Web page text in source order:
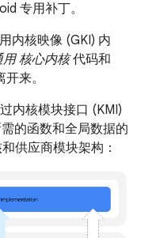
专用补丁。
内核映像 (GKI) 内
用 核心内核代码和
开来。
内核模块接口 (KMI)
的函数和全局数据的
供应商模块架构：